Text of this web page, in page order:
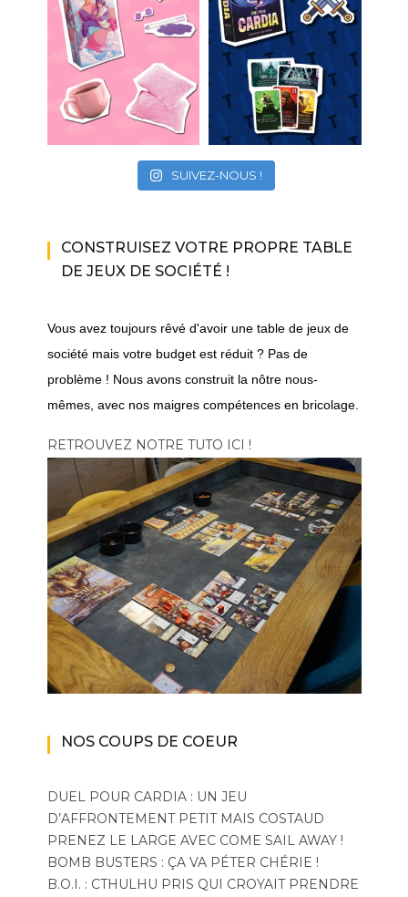
SUIVEZ-NOUS !
CONSTRUISEZ VOTRE PROPRE TABLE
DE JEUX DE SOCIÉTÉ !
Vous avez toujours rêvé d'avoir une table de jeux de
société mais votre budget est réduit ? Pas de
problème ! Nous avons construit la nôtre nous-
mêmes, avec nos maigres compétences en bricolage.
RETROUVEZ NOTRE TUTO ICI !
NOS COUPS DE COEUR
DUEL POUR CARDIA : UN JEU
D’AFFRONTEMENT PETIT MAIS COSTAUD
PRENEZ LE LARGE AVEC COME SAIL AWAY !
BOMB BUSTERS : ÇA VA PÉTER CHÉRIE !
B.O.I. : CTHULHU PRIS QUI CROYAIT PRENDRE